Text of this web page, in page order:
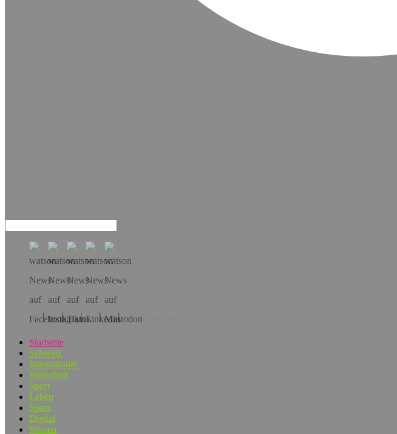
Hol dir die App!
Startseite
Schweiz
International
Wirtschaft
Sport
Leben
Spass
Digital
Wissen